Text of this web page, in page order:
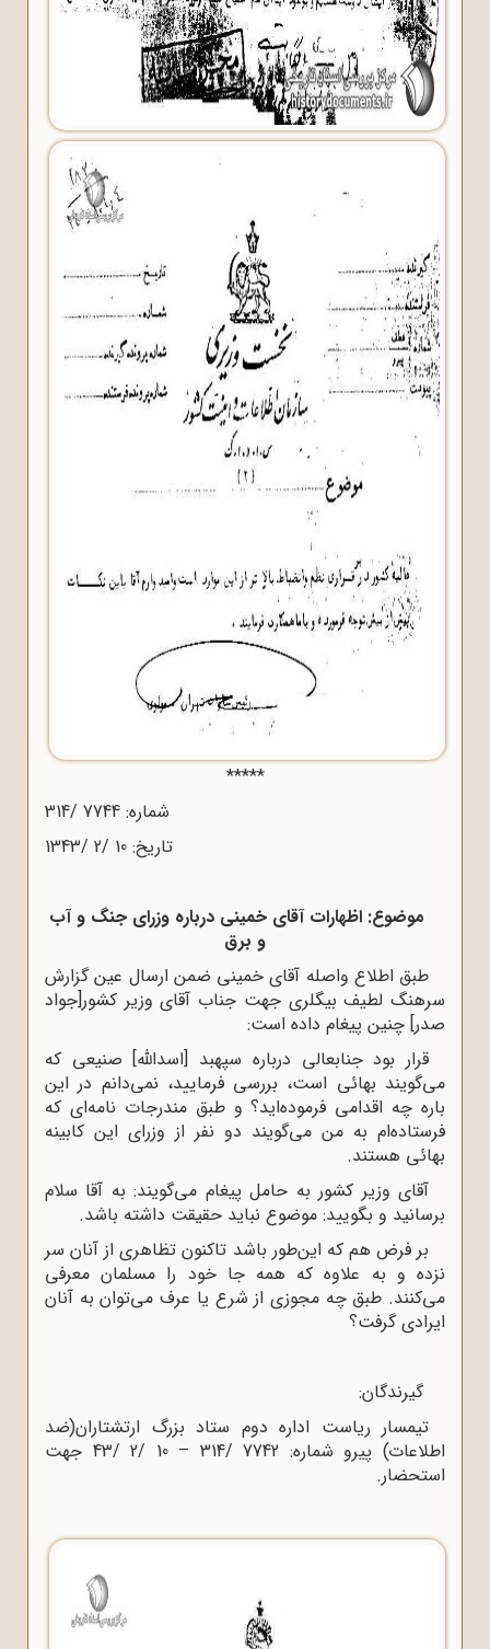
*****
شماره: 7744 /314
تاریخ: 10 /2 /1343
موضوع: اظهارات آقای خمینی درباره وزرای جنگ و آب
و برق
طبق اطلاع واصله آقای خمینی ضمن ارسال عین گزارش
سرهنگ لطیف بیگلری جهت جناب آقای وزیر کشور[جواد
صدر] چنین پیغام داده است:
قرار بود جنابعالی درباره سپهبد [اسدالله] صنیعی که
می‌گویند بهائی است، بررسی فرمایید، نمی‌دانم در این
باره چه اقدامی فرموده‌اید؟ و طبق مندرجات نامه‌ای که
فرستاده‌ام به من می‌گویند دو نفر از وزرای این کابینه
بهائی هستند.
آقای وزیر کشور به حامل پیغام می‌گویند: به آقا سلام
برسانید و بگویید: موضوع نباید حقیقت داشته باشد.
بر فرض هم که این‌طور باشد تاکنون تظاهری از آنان سر
نزده و به علاوه که همه جا خود را مسلمان معرفی
می‌کنند. طبق چه مجوزی از شرع یا عرف می‌توان به آنان
ایرادی گرفت؟
گیرندگان:
تیمسار ریاست اداره دوم ستاد بزرگ ارتشتاران(ضد
اطلاعات) پیرو شماره: 7742 /314 – 10 /2 /43 جهت
استحضار.